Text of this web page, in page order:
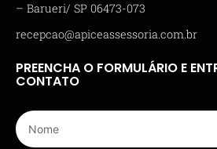
– Barueri/ SP 06473-073
recepcao@apiceassessoria.com.br
PREENCHA O FORMULÁRIO E
CONTATO